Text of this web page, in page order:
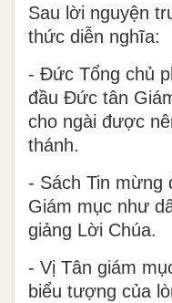
Sau lời nguyện
thức diễn nghĩa:
- Đức Tổng chủ
đầu Đức tân
cho ngài được
thánh.
- Sách Tin
Giám mục như
giảng Lời Chúa.
- Vị Tân giám
biểu tượng của